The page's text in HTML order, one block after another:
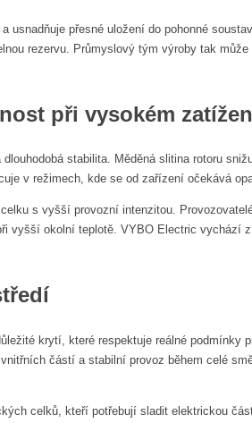
usnadňuje přesné uložení do pohonné
rezervu. Průmyslový tým výroby tak
při vysokém
stabilita. Měděná slitina rotoru
v režimech, kde se od zařízení očekává
s vyšší provozní intenzitou.
vyšší okolní teplotě. VYBO Electric vychází
krytí, které respektuje reálné podmínky
částí a stabilní provoz během celé
celků, kteří potřebují sladit elektrickou